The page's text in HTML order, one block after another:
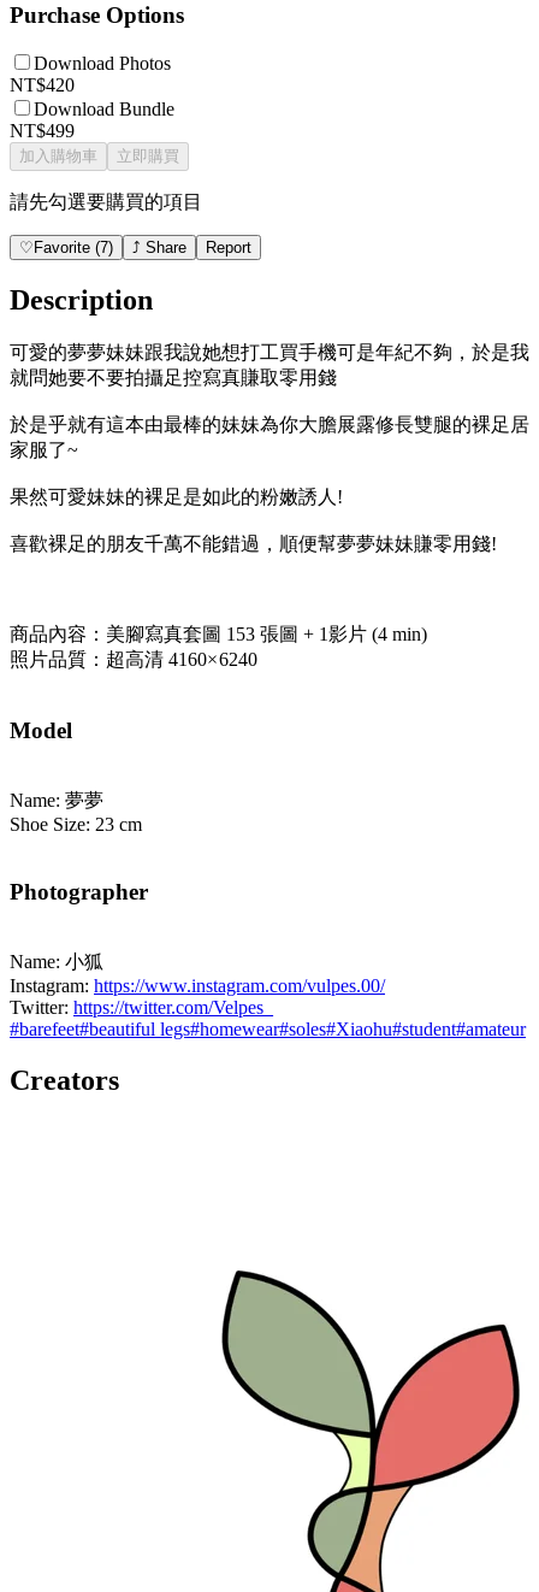
Purchase Options
Download Photos
NT$420
Download Bundle
NT$499
加入購物車 立即購買
請先勾選要購買的項目
♡ Favorite (7) ⤴ Share Report
Description
可愛的夢夢妹妹跟我說她想打工買手機可是年紀不夠，於是我
就問她要不要拍攝足控寫真賺取零用錢
於是乎就有這本由最棒的妹妹為你大膽展露修長雙腿的裸足居
家服了~
果然可愛妹妹的裸足是如此的粉嫩誘人!
喜歡裸足的朋友千萬不能錯過，順便幫夢夢妹妹賺零用錢!
商品內容：美腳寫真套圖 153 張圖 + 1影片 (4 min)
照片品質：超高清 4160× 6240
Model
Name: 夢夢
Shoe Size: 23 cm
Photographer
Name: 小狐
Instagram: https://www.instagram.com/vulpes.00/
Twitter: https://twitter.com/Velpes_
#barefeet#beautiful legs#homewear#soles#Xiaohu#student#amateur
Creators